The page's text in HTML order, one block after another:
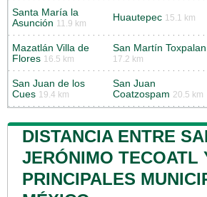
Santa María la
Asunción 11.9 km
Huautepec 15.1 km
Mazatlán Villa de
Flores 16.5 km
San Martín Toxpalan
17.2 km
San Juan de los
Cues 19.4 km
San Juan
Coatzospam 20.5 km
DISTANCIA ENTRE
JERÓNIMO TECOATL
PRINCIPALES